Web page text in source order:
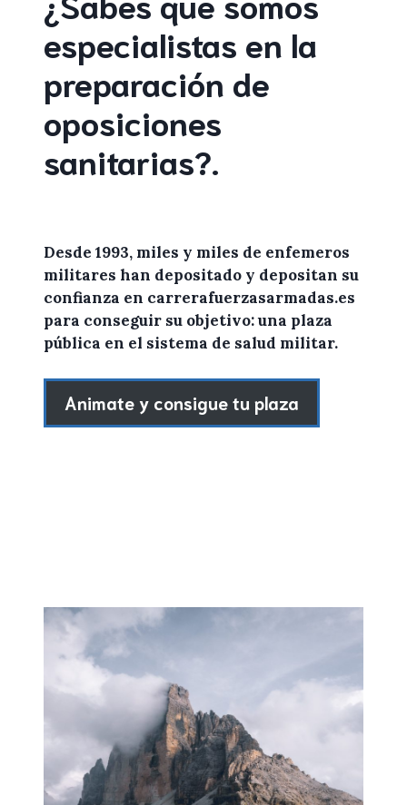
especialistas en la
preparación de
oposiciones
sanitarias?.
Desde 1993, miles y miles de enfemeros
militares han depositado y depositan su
confianza en carrerafuerzasarmadas.es
para conseguir su objetivo: una plaza
pública en el sistema de salud militar.
Animate y consigue tu plaza